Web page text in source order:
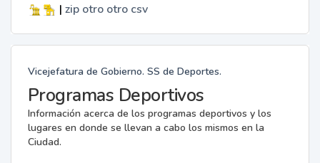
| zip otro otro csv
Vicejefatura de Gobierno. SS de Deportes.
Programas Deportivos
Información acerca de los programas deportivos y los
lugares en donde se llevan a cabo los mismos en la
Ciudad.